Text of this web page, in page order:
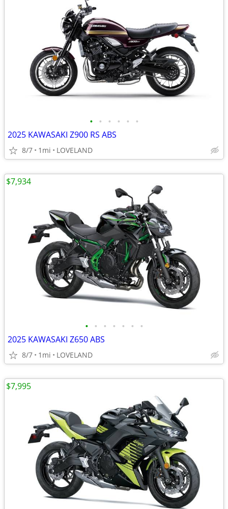
• • • • • •
2025 KAWASAKI Z900 RS ABS
8/7 1mi LOVELAND
• • • • • • •
2025 KAWASAKI Z650 ABS
8/7 1mi LOVELAND
$7,934
$7,995